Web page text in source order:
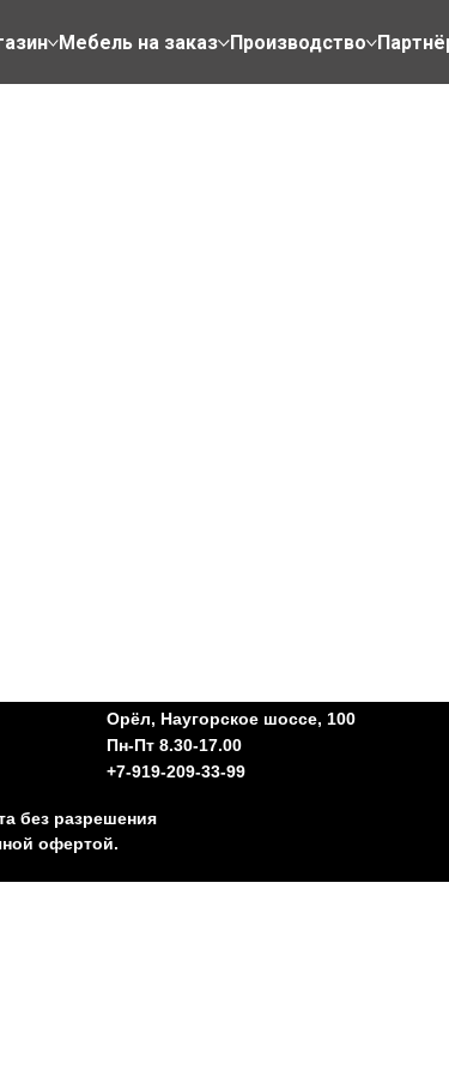
Мебель на заказ Производство
без разрешения
офертой.
Орёл, Наугорское шоссе, 100
Пн-Пт 8.30-17.00
+7-919-209-33-99